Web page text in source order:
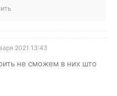
2021 13:43
не сможем в них што